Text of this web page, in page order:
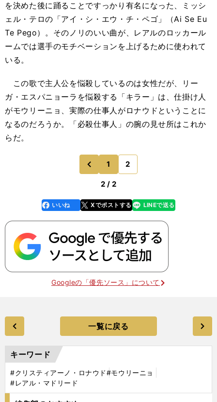
を決めた後に踊ることですっかり有名になった、ミッシ
ェル・テロの「アイ・シ・エウ・チ・ペゴ」（Ai Se Eu
Te Pego）。そのノリのいい曲が、レアルのロッカール
ームでは選手のモチベーションを上げるために使われて
いる。
この歌で主人公を悩殺しているのは女性だが、リー
ガ・エスパニョーラを悩殺する「キラー」は、仕掛け人
がモウリーニョ、実際の仕事人がロナウドということに
なるのだろうか。「必殺仕事人」の腕の見せ所はこれか
らだ。
前
1 2
2 / 2
faceboo
k
いいね Xでポストする
line LINEで送る
Googleの「優先ソース」について
一覧に戻る
キーワード
#クリスティアーノ・ロナウド#モウリーニョ
#レアル・マドリード